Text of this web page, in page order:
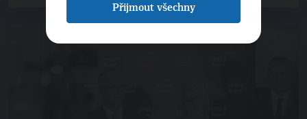
Přijmout všechny